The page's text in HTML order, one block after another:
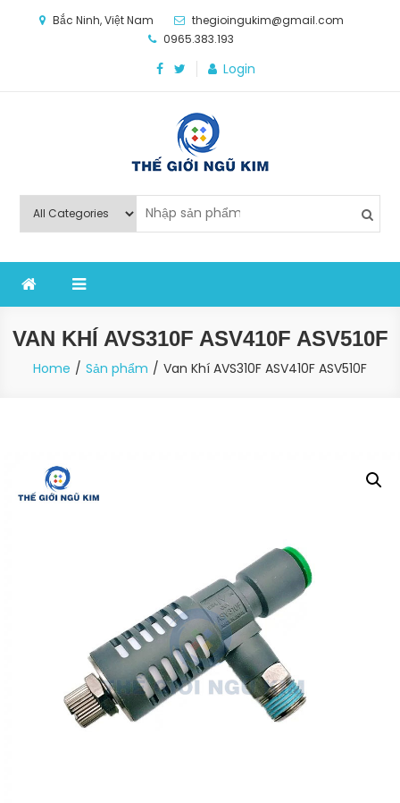
Bắc Ninh, Việt Nam
thegioingukim@gmail.com
0965.383.193
Login
Thế Giới Ngũ Kim
nghiệp sản xuất
VAN KHÍ AVS310F ASV410F ASV510F
Home Sản phẩm Van Khí AVS310F ASV410F ASV510F